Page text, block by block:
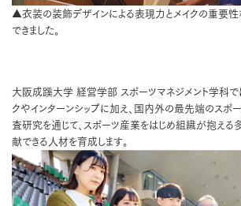
▲衣装の装飾デザインによる表現力とメイクの重要
できました。
大阪成蹊大学 経営学部 スポーツマネジメント学科で
クやインターンシップに加え、国内外の最先端のスポ
査研究を通じて、スポーツ産業をはじめ組織が抱え
献できる人材を育成します。